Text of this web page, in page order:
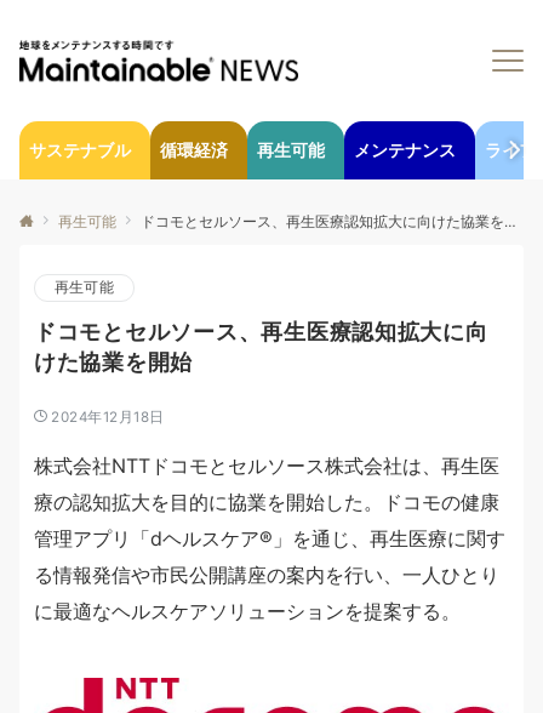
サステナブル 循環経済 再生可能 メンテナンス ライフ
再生可能 ドコモとセルソース、再生医療認知拡大に向けた協業を開始
再生可能
ドコモとセルソース、再生医療認知拡大に向
けた協業を開始
2024年12月18日
株式会社NTTドコモとセルソース株式会社は、再生医
療の認知拡大を目的に協業を開始した。ドコモの健康
管理アプリ「dヘルスケア®」を通じ、再生医療に関す
る情報発信や市民公開講座の案内を行い、一人ひとり
に最適なヘルスケアソリューションを提案する。